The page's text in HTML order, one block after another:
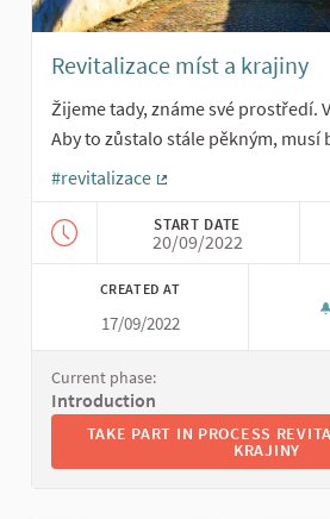
Revitalizace míst a krajiny
Žijeme tady, známe své prostředí.
Aby to zůstalo stále pěkným, musí
#revitalizace
START DATE
20/09/2022
CREATED AT
17/09/2022
Current phase:
Introduction
TAKE PART IN PROCESS
TAKE PART IN PROCESS
KRAJINY